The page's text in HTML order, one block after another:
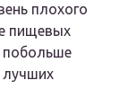
плохого
пищевых
побольше
лучших